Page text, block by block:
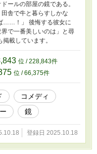
ールの部屋の鏡である。
舎で牛と暮らすしかな
……！」 後悔する彼女に
で一番美しいのは」と尋
載しています。
位 / 228,843件
位 / 66,375件
コメディ
鏡
登録日 2025.10.18